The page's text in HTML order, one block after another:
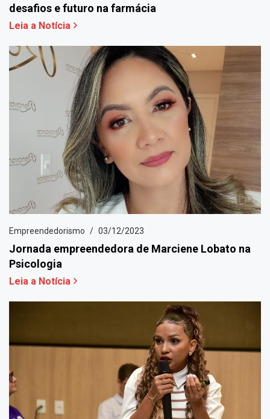
desafios e futuro na farmácia
Leia a Notícia
Empreendedorismo 03/12/2023
Jornada empreendedora de Marciene Lobato na
Psicologia
Leia a Notícia